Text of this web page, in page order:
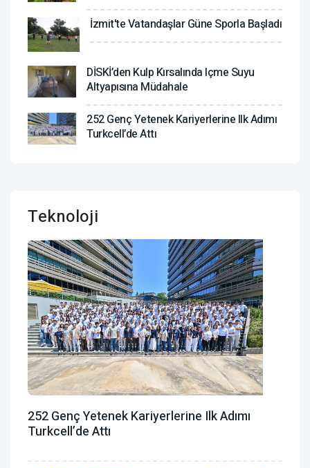
İzmit'te Vatandaşlar Güne Sporla Başladı
DİSKİ’den Kulp Kırsalında Içme Suyu
Altyapısına Müdahale
252 Genç Yetenek Kariyerlerine Ilk Adımı
Turkcell’de Attı
Teknoloji
252 Genç Yetenek Kariyerlerine Ilk Adımı
Turkcell’de Attı